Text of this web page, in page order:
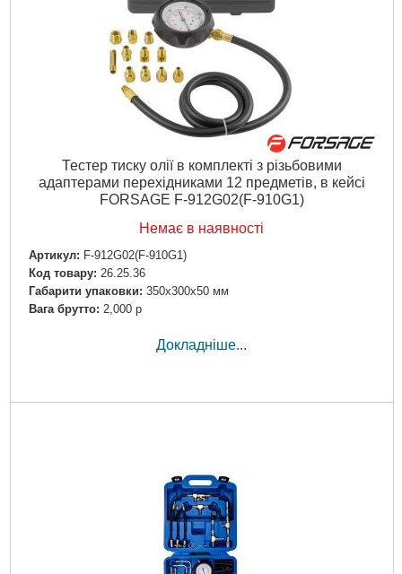
Тестер тиску олії в комплекті з різьбовими
адаптерами перехідниками 12 предметів, в кейсі
FORSAGE F-912G02(F-910G1)
Немає в наявності
Артикул: F-912G02(F-910G1)
Код товару: 26.25.36
Габарити упаковки: 350x300x50 мм
Вага брутто: 2,000 р
Докладніше...